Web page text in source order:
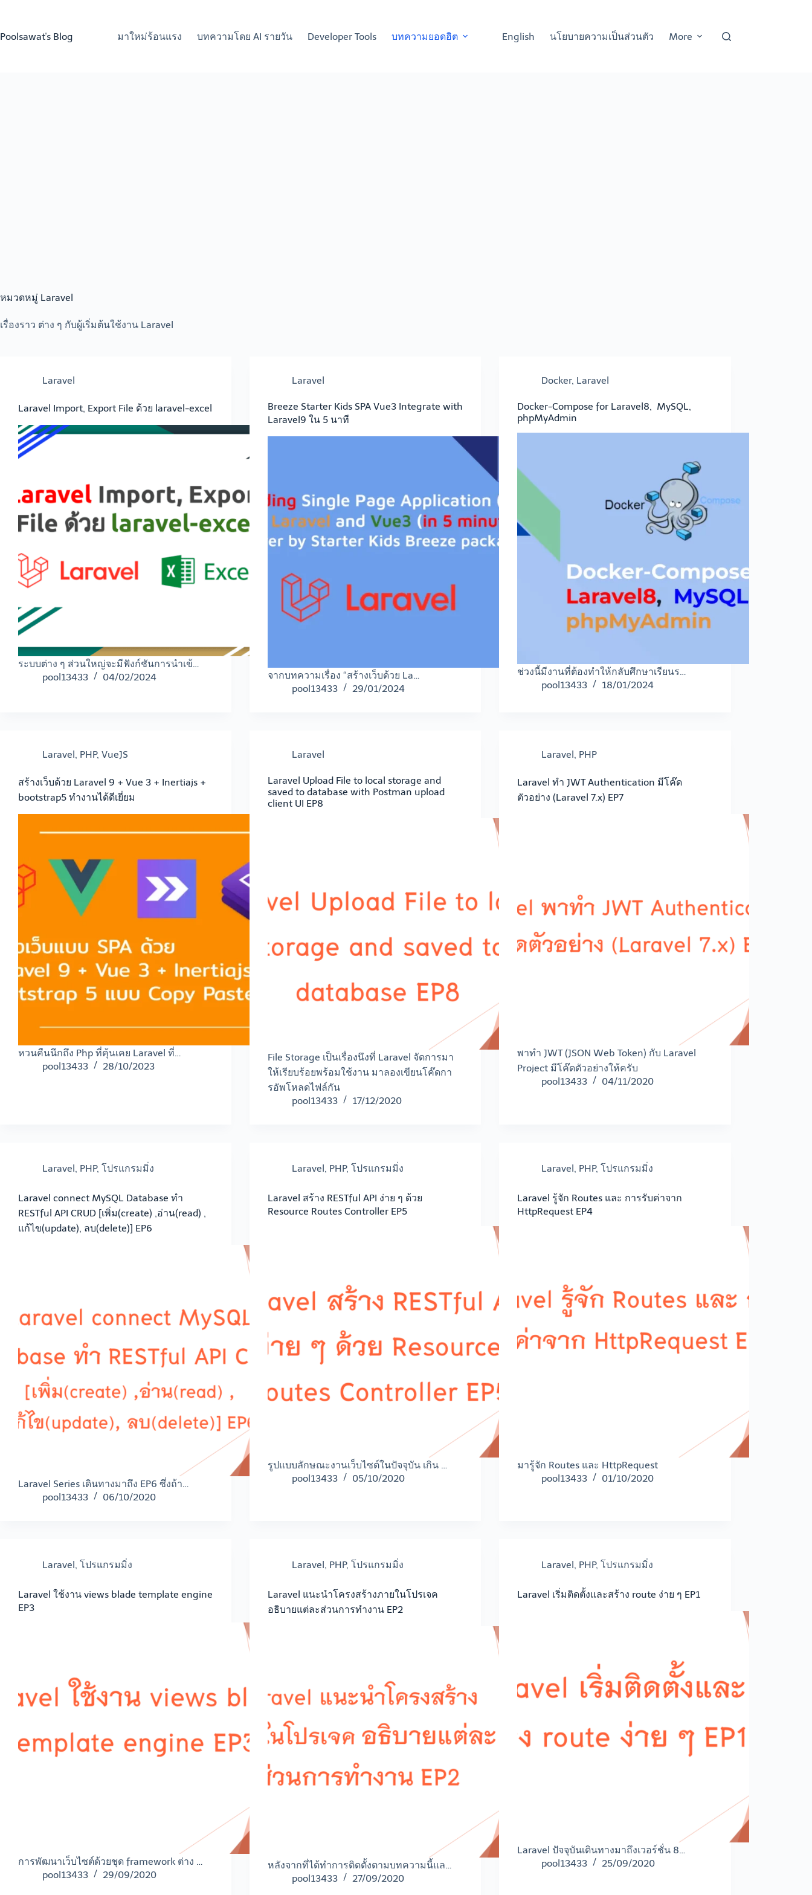
Poolsawat's Blog มาใหม่ร้อนแรง บทความโดย AI รายวัน Developer Tools บทความยอดฮิต English นโยบายความเป็นส่วนตัว More
หมวดหมู่ Laravel
เรื่องราว ต่าง ๆ กับผู้เริ่มต้นใช้งาน Laravel
Laravel
Laravel Import, Export File ด้วย laravel-excel
ระบบต่าง ๆ ส่วนใหญ่จะมีฟังก์ชันการนำเข้…
pool13433
04/02/2024
Laravel
Breeze Starter Kids SPA Vue3 Integrate with
Laravel9 ใน 5 นาที
จากบทความเรื่อง “สร้างเว็บด้วย La…
pool13433
29/01/2024
Docker, Laravel
Docker-Compose for Laravel8, MySQL,
phpMyAdmin
ช่วงนี้มีงานที่ต้องทำให้กลับศึกษาเรียนร…
pool13433
18/01/2024
Laravel, PHP, VueJS
สร้างเว็บด้วย Laravel 9 + Vue 3 + Inertiajs +
bootstrap5 ทำงานได้ดีเยี่ยม
หวนคืนนึกถึง Php ที่คุ้นเคย Laravel ที่…
pool13433
28/10/2023
Laravel
Laravel Upload File to local storage and
saved to database with Postman upload
client UI EP8
File Storage เป็นเรื่องนึงที่ Laravel จัดการมา
ให้เรียบร้อยพร้อมใช้งาน มาลองเขียนโค๊ดกา
รอัพโหลดไฟล์กัน
pool13433
17/12/2020
Laravel, PHP
Laravel ทำ JWT Authentication มีโค๊ด
ตัวอย่าง (Laravel 7.x) EP7
พาทำ JWT (JSON Web Token) กับ Laravel
Project มีโค๊ดตัวอย่างให้ครับ
pool13433
04/11/2020
Laravel, PHP, โปรแกรมมิ่ง
Laravel connect MySQL Database ทำ
RESTful API CRUD [เพิ่ม(create) ,อ่าน(read) ,
แก้ไข(update), ลบ(delete)] EP6
Laravel Series เดินทางมาถึง EP6 ซึ่งถ้า…
pool13433
06/10/2020
Laravel, PHP,โปรแกรมมิ่ง
Laravel สร้าง RESTful API ง่าย ๆ ด้วย
Resource Routes Controller EP5
รูปแบบลักษณะงานเว็บไซต์ในปัจจุบัน เกิน …
pool13433
05/10/2020
Laravel, PHP,โปรแกรมมิ่ง
Laravel รู้จัก Routes และ การรับค่าจาก
HttpRequest EP4
มารู้จัก Routes และ HttpRequest
pool13433
01/10/2020
Laravel, โปรแกรมมิ่ง
Laravel ใช้งาน views blade template engine
EP3
การพัฒนาเว็บไซต์ด้วยชุด framework ต่าง …
pool13433
29/09/2020
Laravel, PHP,โปรแกรมมิ่ง
Laravel แนะนำโครงสร้างภายในโปรเจค
อธิบายแต่ละส่วนการทำงาน EP2
หลังจากที่ได้ทำการติดตั้งตามบทความนี้แล…
pool13433
27/09/2020
Laravel, PHP,โปรแกรมมิ่ง
Laravel เริ่มติดตั้งและสร้าง route ง่าย ๆ EP1
Laravel ปัจจุบันเดินทางมาถึงเวอร์ชั่น 8…
pool13433
25/09/2020